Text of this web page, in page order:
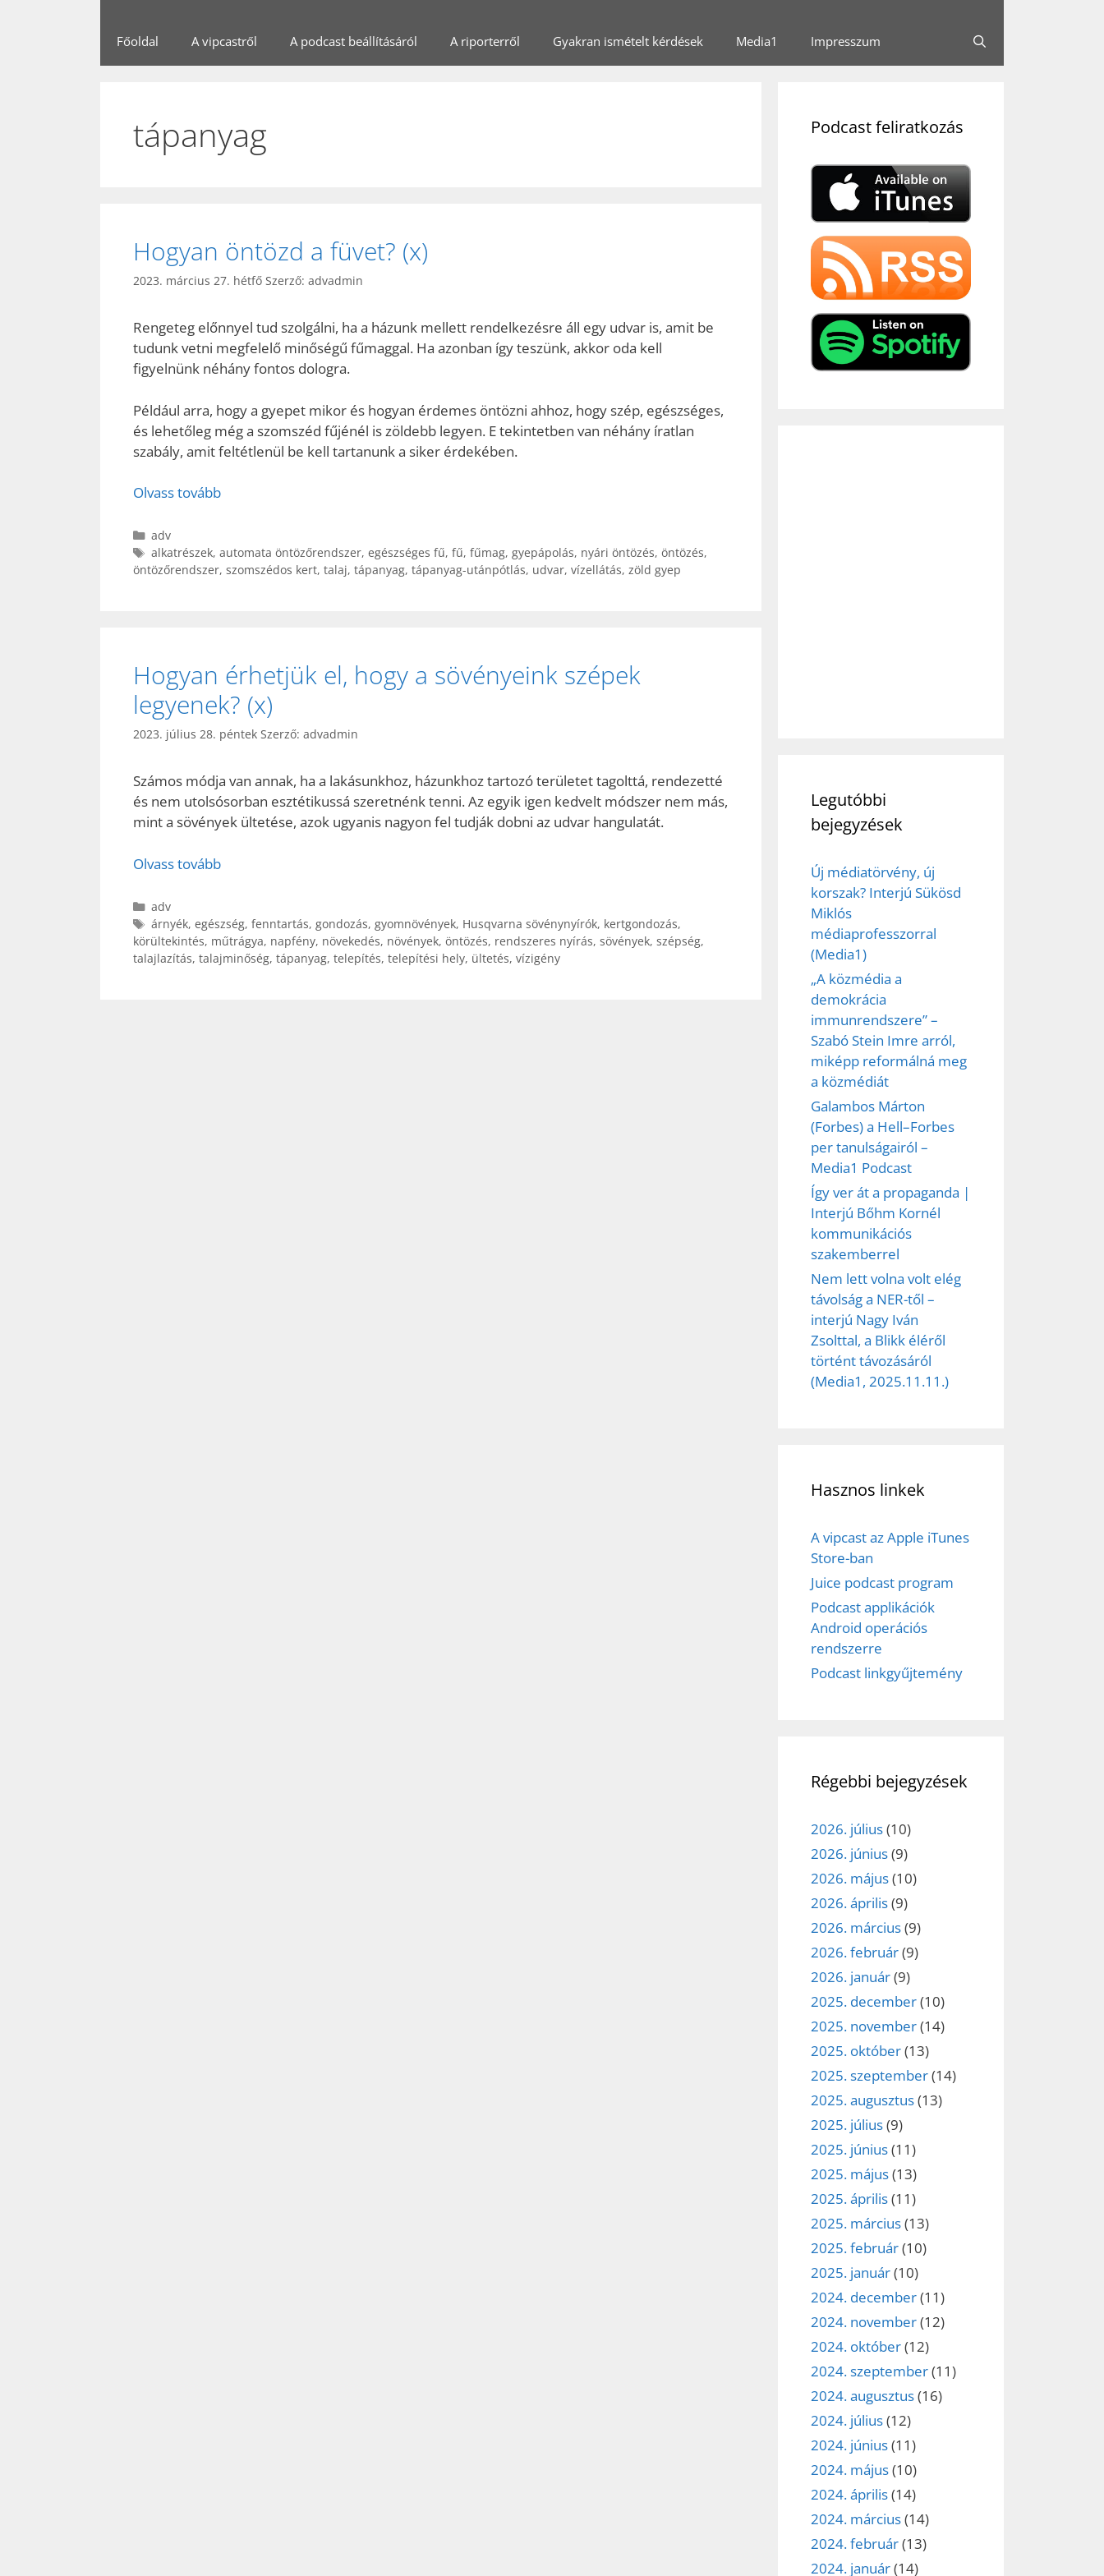
Főoldal A vipcastről A podcast beállításáról A riporterről Gyakran ismételt kérdések Media1 Impresszum
tápanyag
Hogyan öntözd a füvet? (x)
2023. március 27. hétfő Szerző: advadmin
Rengeteg előnnyel tud szolgálni, ha a házunk mellett rendelkezésre áll egy udvar is, amit be
tudunk vetni megfelelő minőségű fűmaggal. Ha azonban így teszünk, akkor oda kell
figyelnünk néhány fontos dologra.
Például arra, hogy a gyepet mikor és hogyan érdemes öntözni ahhoz, hogy szép, egészséges,
és lehetőleg még a szomszéd fűjénél is zöldebb legyen. E tekintetben van néhány íratlan
szabály, amit feltétlenül be kell tartanunk a siker érdekében.
Olvass tovább
Kategória
adv
Címkék
alkatrészek, automata öntözőrendszer, egészséges fű, fű, fűmag, gyepápolás, nyári öntözés, öntözés,
öntözőrendszer, szomszédos kert, talaj, tápanyag, tápanyag-utánpótlás, udvar, vízellátás, zöld gyep
Hogyan érhetjük el, hogy a sövényeink szépek
legyenek? (x)
2023. július 28. péntek Szerző: advadmin
Számos módja van annak, ha a lakásunkhoz, házunkhoz tartozó területet tagolttá, rendezetté
és nem utolsósorban esztétikussá szeretnénk tenni. Az egyik igen kedvelt módszer nem más,
mint a sövények ültetése, azok ugyanis nagyon fel tudják dobni az udvar hangulatát.
Olvass tovább
Kategória
adv
Címkék
árnyék, egészség, fenntartás, gondozás, gyomnövények, Husqvarna sövénynyírók, kertgondozás,
körültekintés, műtrágya, napfény, növekedés, növények, öntözés, rendszeres nyírás, sövények, szépség,
talajlazítás, talajminőség, tápanyag, telepítés, telepítési hely, ültetés, vízigény
Podcast feliratkozás
Legutóbbi
bejegyzések
Új médiatörvény, új
korszak? Interjú Sükösd
Miklós
médiaprofesszorral
(Media1)
„A közmédia a
demokrácia
immunrendszere” –
Szabó Stein Imre arról,
miképp reformálná meg
a közmédiát
Galambos Márton
(Forbes) a Hell–Forbes
per tanulságairól –
Media1 Podcast
Így ver át a propaganda |
Interjú Bőhm Kornél
kommunikációs
szakemberrel
Nem lett volna volt elég
távolság a NER-től –
interjú Nagy Iván
Zsolttal, a Blikk éléről
történt távozásáról
(Media1, 2025.11.11.)
Hasznos linkek
A vipcast az Apple iTunes
Store-ban
Juice podcast program
Podcast applikációk
Android operációs
rendszerre
Podcast linkgyűjtemény
Régebbi bejegyzések
2026. július(10)
2026. június(9)
2026. május(10)
2026. április(9)
2026. március(9)
2026. február(9)
2026. január(9)
2025. december(10)
2025. november(14)
2025. október(13)
2025. szeptember(14)
2025. augusztus(13)
2025. július(9)
2025. június(11)
2025. május(13)
2025. április(11)
2025. március(13)
2025. február(10)
2025. január(10)
2024. december(11)
2024. november(12)
2024. október(12)
2024. szeptember(11)
2024. augusztus(16)
2024. július(12)
2024. június(11)
2024. május(10)
2024. április(14)
2024. március(14)
2024. február(13)
2024. január(14)